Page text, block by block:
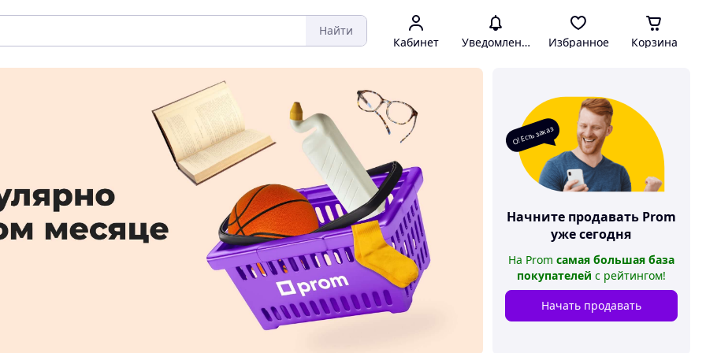
Найти
Кабинет Уведомления Избранное Корзина
О! Есть заказ
Начните продавать Prom
уже сегодня
На Prom самая большая база
покупателей с рейтингом!
Начать продавать